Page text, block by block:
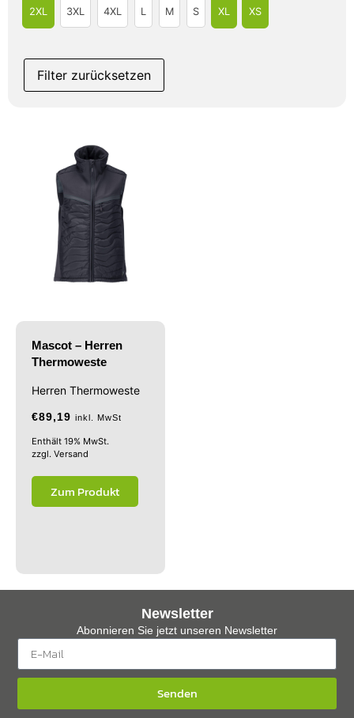
2XL 3XL 4XL L M S XL XS
Filter zurücksetzen
Mascot – Herren
Thermoweste
Herren Thermoweste
€89,19 inkl. MwSt
Enthält 19% MwSt.
zzgl. Versand
Zum Produkt
Newsletter
Abonnieren Sie jetzt unseren Newsletter
Senden